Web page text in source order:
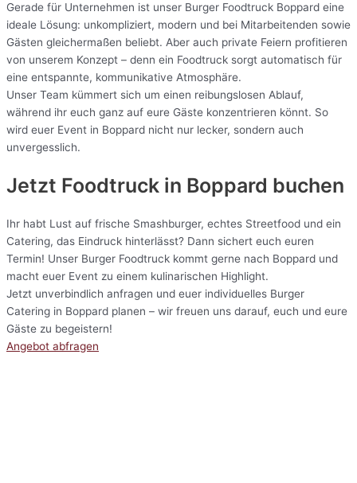
Gerade für Unternehmen ist unser Burger Foodtruck Boppard eine
ideale Lösung: unkompliziert, modern und bei Mitarbeitenden sowie
Gästen gleichermaßen beliebt. Aber auch private Feiern profitieren
von unserem Konzept – denn ein Foodtruck sorgt automatisch für
eine entspannte, kommunikative Atmosphäre.
Unser Team kümmert sich um einen reibungslosen Ablauf,
während ihr euch ganz auf eure Gäste konzentrieren könnt. So
wird euer Event in Boppard nicht nur lecker, sondern auch
unvergesslich.
Jetzt Foodtruck in Boppard buchen
Ihr habt Lust auf frische Smashburger, echtes Streetfood und ein
Catering, das Eindruck hinterlässt? Dann sichert euch euren
Termin! Unser Burger Foodtruck kommt gerne nach Boppard und
macht euer Event zu einem kulinarischen Highlight.
Jetzt unverbindlich anfragen und euer individuelles Burger
Catering in Boppard planen – wir freuen uns darauf, euch und eure
Gäste zu begeistern!
Angebot abfragen